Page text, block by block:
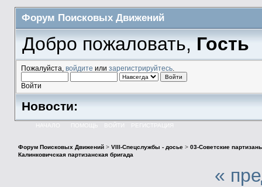
Форум Поисковых Движений
Добро пожаловать,Гость
Пожалуйста, войдите или зарегистрируйтесь.
Войти
Новости:
НАЧАЛО ПОМОЩЬ ВОЙТИ РЕГИСТРАЦИЯ
Форум Поисковых Движений> VIII-Спецслужбы - досье> 03-Советские
Калинковичская партизанская бригада
«